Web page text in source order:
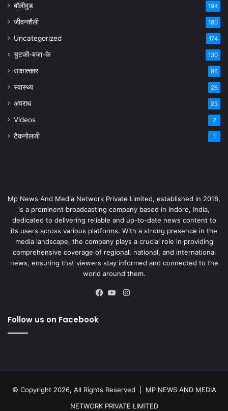
बॉलीवुड 194
जीवनशैली 180
Uncategorized 174
चुटकी-बजा-के 130
साक्षात्कार 86
स्वास्थ्य 26
अपराध 23
Videos 2
टैकनोलजी 1
Mp News And Media Network Private Limited, established in 2018,
is a prominent broadcasting company based in Indore, India,
dedicated to delivering reliable and up-to-date news content to
its users across various platforms. With a strong presence in the
media landscape, the company plays a crucial role in providing
comprehensive coverage of regional, national, and international
news, ensuring that viewers stay informed and connected to the
world around them.
Instagram
Follow us on Facebook
© Copyright 2026, All Rights Reserved | MP NEWS AND MEDIA
NETWORK PRIVATE LIMITED